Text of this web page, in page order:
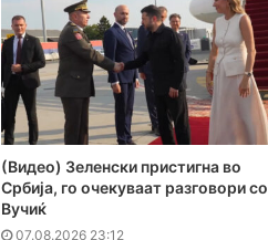
(Видео) Зеленски пристигна во
Србија, го очекуваат разговори со
Вучиќ
07.08.2026 23:12